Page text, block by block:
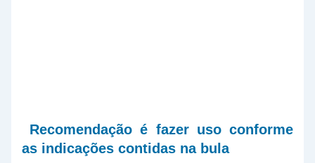
Recomendação é fazer uso conforme
as indicações contidas na bula